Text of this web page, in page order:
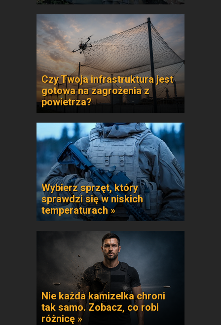
Czy Twoja infrastruktura jest
gotowa na zagrożenia z
powietrza?
Wybierz sprzęt, który
sprawdzi się w niskich
temperaturach »
Nie każda kamizelka chroni
tak samo. Zobacz, co robi
różnicę »